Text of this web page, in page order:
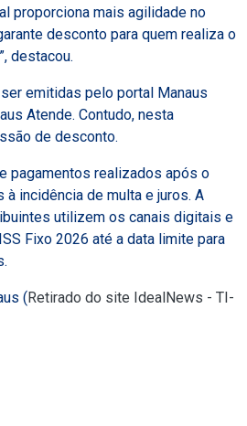
proporciona mais agilidade no
desconto para quem realiza o
destacou.
emitidas pelo portal Manaus
Atende. Contudo, nesta
de desconto.
pagamentos realizados após o
incidência de multa e juros. A
utilizem os canais digitais e
Fixo 2026 até a data limite para
(Retirado do site IdealNews - TI-